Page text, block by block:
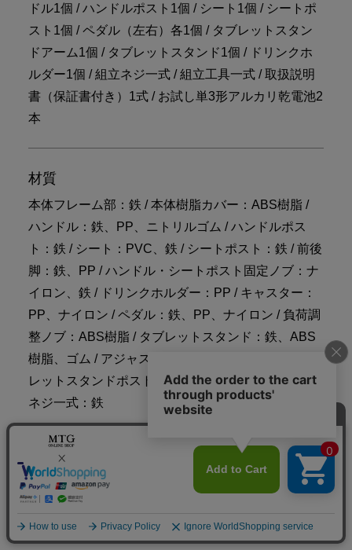
ドル1個 / ハンドルポスト1個 / シート1個 / シートポ
スト1個 / ペダル（左右）各1個 / タブレットスタン
ドアーム1個 / タブレットスタンド1個 / ドリンクホ
ルダー1個 / 組立ネジ一式 / 組立工具一式 / 取扱説明
書（保証書付き）1式 / お試し単3形アルカリ乾電池2
本
材質
本体フレーム部：鉄 / 本体樹脂カバー：ABS樹脂 /
ハンドル：鉄、PP、ニトリルゴム / ハンドルポス
ト：鉄 / シート：PVC、鉄 / シートポスト：鉄 / 前後
脚：鉄、PP / ハンドル・シートポスト固定ノブ：ナ
イロン、鉄 / ドリンクホルダー：PP / キャスター：
PP、ナイロン / ペダル：鉄、PP、ナイロン / 負荷調
整ノブ：ABS樹脂 / タブレットスタンド：鉄、ABS
樹脂、ゴム / アジャスター：エラストマー、鉄 / タブ
レットスタンドポスト：鉄 / 組立工具一式：鉄 / 組立
ネジ一式：鉄